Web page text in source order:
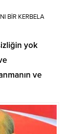
BİR KERBELA
yok
ve